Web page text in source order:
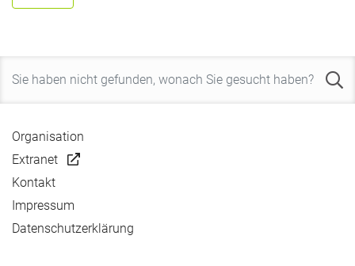
Organisation
Extranet
Kontakt
Impressum
Datenschutzerklärung